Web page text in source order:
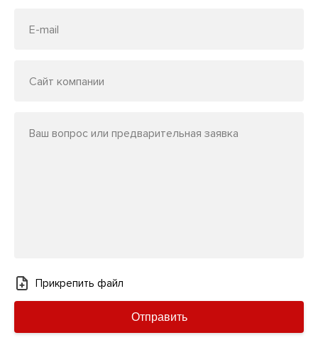
E-mail
Сайт компании
Ваш вопрос или предварительная заявка
Прикрепить файл
Отправить